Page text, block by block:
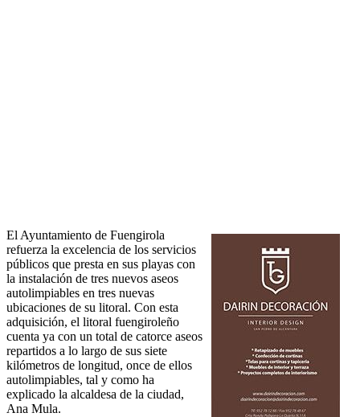
El Ayuntamiento de Fuengirola
refuerza la excelencia de los servicios
públicos que presta en sus playas con
la instalación de tres nuevos aseos
autolimpiables en tres nuevas
ubicaciones de su litoral. Con esta
adquisición, el litoral fuengiroleño
cuenta ya con un total de catorce aseos
repartidos a lo largo de sus siete
kilómetros de longitud, once de ellos
autolimpiables, tal y como ha
explicado la alcaldesa de la ciudad,
Ana Mula.